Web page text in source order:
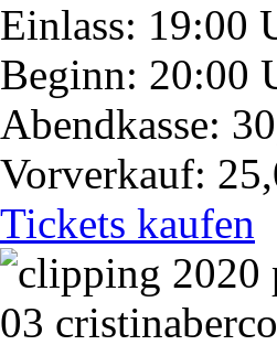
Einlass: 19:00
Beginn: 20:00
Abendkasse:
Vorverkauf:
Tickets kaufen